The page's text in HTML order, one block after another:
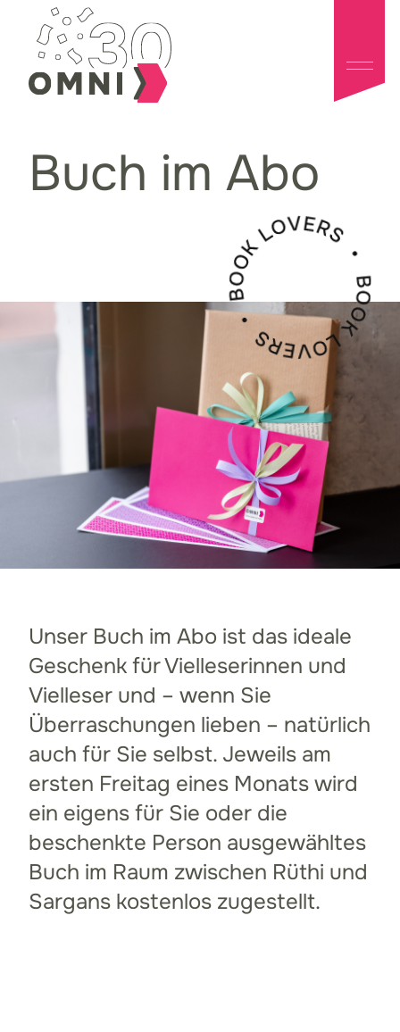
Buch im Abo
Unser Buch im Abo ist das ideale
Geschenk für Vielleserinnen und
Vielleser und – wenn Sie
Überraschungen lieben – natürlich
auch für Sie selbst. Jeweils am
ersten Freitag eines Monats wird
ein eigens für Sie oder die
beschenkte Person ausgewähltes
Buch im Raum zwischen Rüthi und
Sargans kostenlos zugestellt.